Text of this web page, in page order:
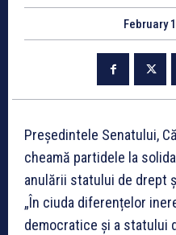
February
Președintele Senatului,
cheamă partidele la
anulării statului de drept
„În ciuda diferențelor
democratice și a statului